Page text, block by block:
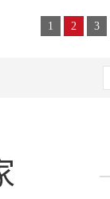
1 2 3